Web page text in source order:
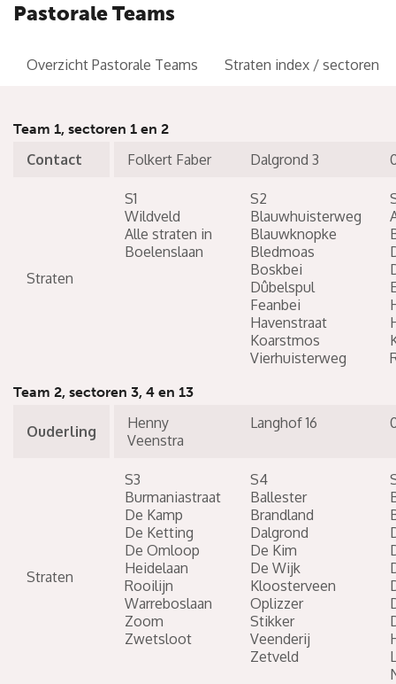
Pastorale Teams
Overzicht Pastorale Teams Straten index / sectoren
Team 1, sectoren 1 en 2
Contact Folkert Faber Dalgrond 3
Straten
S1
Wildveld
Alle straten in
Boelenslaan
S2
Blauwhuisterweg
Blauwknopke
Bledmoas
Boskbei
Dûbelspul
Feanbei
Havenstraat
Koarstmos
Vierhuisterweg
Team 2, sectoren 3, 4 en 13
Ouderling
Henny
Veenstra
Langhof 16
Straten
S3
Burmaniastraat
De Kamp
De Ketting
De Omloop
Heidelaan
Rooilijn
Warreboslaan
Zoom
Zwetsloot
S4
Ballester
Brandland
Dalgrond
De Kim
De Wijk
Kloosterveen
Oplizzer
Stikker
Veenderij
Zetveld